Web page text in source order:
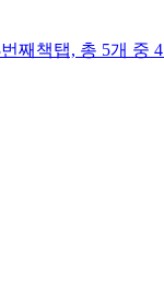
째 책탭, 총 5개 중